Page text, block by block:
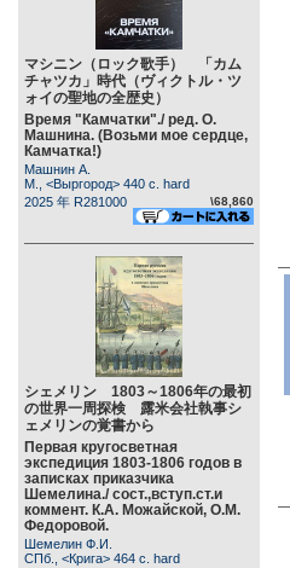
マシニン（ロック歌手） 「カム
チャツカ」時代（ヴィクトル・ツ
ォイの聖地の全歴史）
Время "Камчатки"./ ред. О.
Машнина. (Возьми мое сердце,
Камчатка!)
Машнин А.
М., <Выргород> 440 c. hard
2025 年 R281000
\68,860
シェメリン 1803～1806年の最初
の世界一周探検 露米会社執事シ
ェメリンの覚書から
Первая кругосветная
экспедиция 1803-1806 годов в
записках приказчика
Шемелина./ сост.,вступ.ст.и
коммент. К.А. Можайской, О.М.
Федоровой.
Шемелин Ф.И.
СПб., <Крига> 464 c. hard